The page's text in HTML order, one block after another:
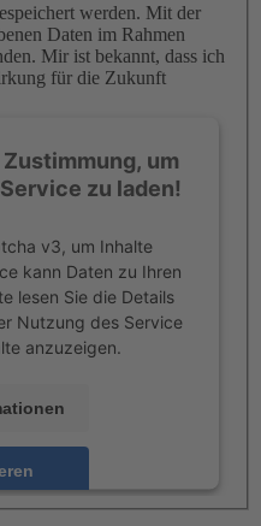
werden. Mit der
Daten im Rahmen
Mir ist bekannt, dass ich
für die Zukunft
um
zu laden!
v3, um Inhalte
kann Daten zu Ihren
lesen Sie die Details
Nutzung des Service
anzuzeigen.
Consent Management